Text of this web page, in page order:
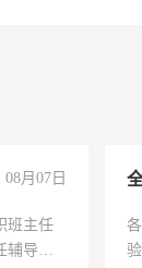
08月07日
班主任
辅导教